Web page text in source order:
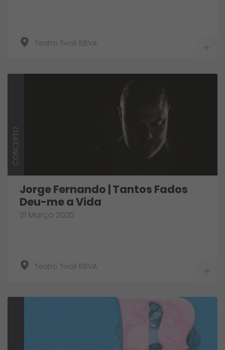
Teatro Tivoli BBVA
CONCERTO
Jorge Fernando | Tantos Fados
Deu-me a Vida
21 Março 2025
Teatro Tivoli BBVA